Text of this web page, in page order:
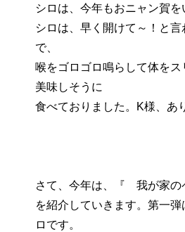
シロは、今年もおニャン賀を
シロは、早く開けて～！と
で、
喉をゴロゴロ鳴らして体を
美味しそうに
食べておりました。K様、あ
さて、今年は、『 我が家
を紹介していきます。第一
ロです。